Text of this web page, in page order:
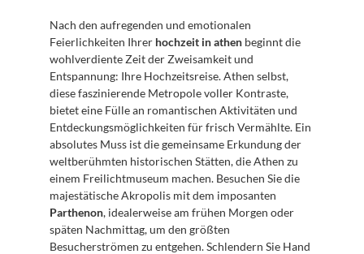
Nach den aufregenden und emotionalen
Feierlichkeiten Ihrer hochzeit in athen beginnt die
wohlverdiente Zeit der Zweisamkeit und
Entspannung: Ihre Hochzeitsreise. Athen selbst,
diese faszinierende Metropole voller Kontraste,
bietet eine Fülle an romantischen Aktivitäten und
Entdeckungsmöglichkeiten für frisch Vermählte. Ein
absolutes Muss ist die gemeinsame Erkundung der
weltberühmten historischen Stätten, die Athen zu
einem Freilichtmuseum machen. Besuchen Sie die
Parthenon, idealerweise am frühen Morgen oder
späten Nachmittag, um den größten
Besucherströmen zu entgehen. Schlendern Sie Hand